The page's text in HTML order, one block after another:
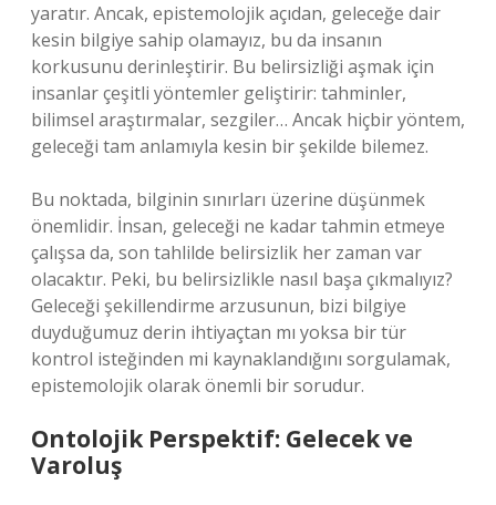
yaratır. Ancak, epistemolojik açıdan, geleceğe dair
kesin bilgiye sahip olamayız, bu da insanın
korkusunu derinleştirir. Bu belirsizliği aşmak için
insanlar çeşitli yöntemler geliştirir: tahminler,
bilimsel araştırmalar, sezgiler… Ancak hiçbir yöntem,
geleceği tam anlamıyla kesin bir şekilde bilemez.
Bu noktada, bilginin sınırları üzerine düşünmek
önemlidir. İnsan, geleceği ne kadar tahmin etmeye
çalışsa da, son tahlilde belirsizlik her zaman var
olacaktır. Peki, bu belirsizlikle nasıl başa çıkmalıyız?
Geleceği şekillendirme arzusunun, bizi bilgiye
duyduğumuz derin ihtiyaçtan mı yoksa bir tür
kontrol isteğinden mi kaynaklandığını sorgulamak,
epistemolojik olarak önemli bir sorudur.
Ontolojik Perspektif: Gelecek ve
Varoluş